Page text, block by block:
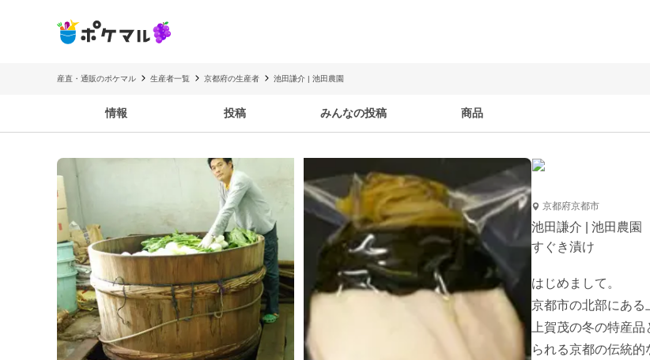
産直・通販のポケマル 生産者一覧 京都府の生産者 池田謙介 | 池田農園
情報 投稿 みんなの投稿 商品
京都府京都市
池田謙介 | 池田農園
すぐき漬け
はじめまして。
京都市の北部にある
上賀茂の冬の特産
られる京都の伝統